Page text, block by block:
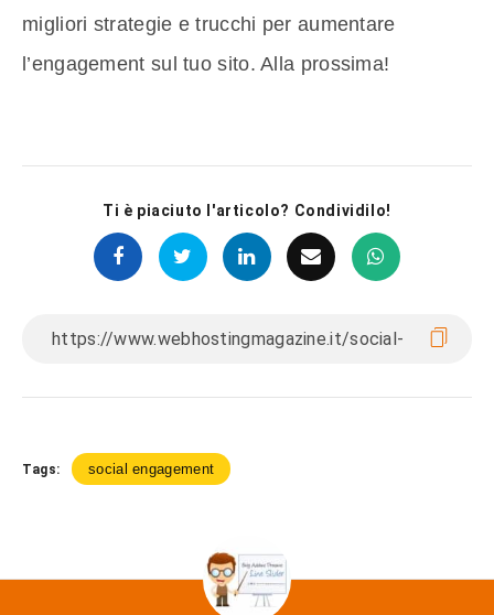
migliori strategie e trucchi per aumentare
l’engagement sul tuo sito. Alla prossima!
Ti è piaciuto l'articolo? Condividilo!
Tags: social engagement